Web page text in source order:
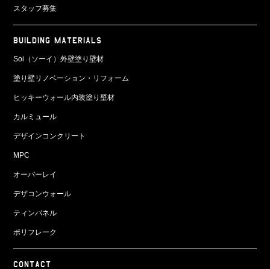
スタッフ募集
BUILDING MATERIALS
Soi（ソーイ）外壁塗り壁材
塗り壁リノベーション・リフォーム
ヒッキーウォール内装塗り壁材
カルミュール
デザインコンクリート
MPC
オーバーレイ
デザコンウォール
ティンパネル
ポリフレーク
CONTACT